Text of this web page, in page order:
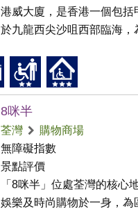
港威大廈，是香港一個包
於九龍西尖沙咀西部臨海
8咪半
荃灣
購物商場
無障礙指數
景點評價
「8咪半」位處荃灣的核心
娛樂及時尚購物於一身，